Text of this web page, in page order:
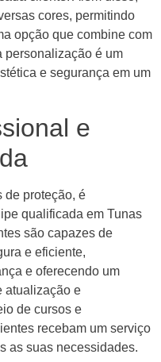
cores, permitindo
opção que combine com
personalização é um
e segurança em um
e
de proteção, é
qualificada em Tunas
são capazes de
e eficiente,
e oferecendo um
atualização e
de cursos e
recebam um serviço
as suas necessidades.